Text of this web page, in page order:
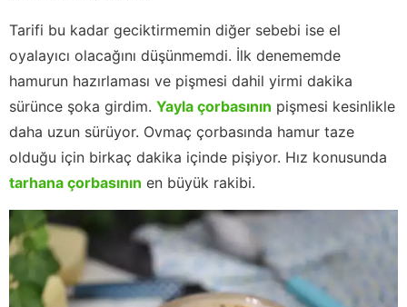
Tarifi bu kadar geciktirmemin diğer sebebi ise el
oyalayıcı olacağını düşünmemdi. İlk denememde
hamurun hazırlaması ve pişmesi dahil yirmi dakika
sürünce şoka girdim. Yayla çorbasının pişmesi kesinlikle
daha uzun sürüyor. Ovmaç çorbasında hamur taze
olduğu için birkaç dakika içinde pişiyor. Hız konusunda
tarhana çorbasının en büyük rakibi.